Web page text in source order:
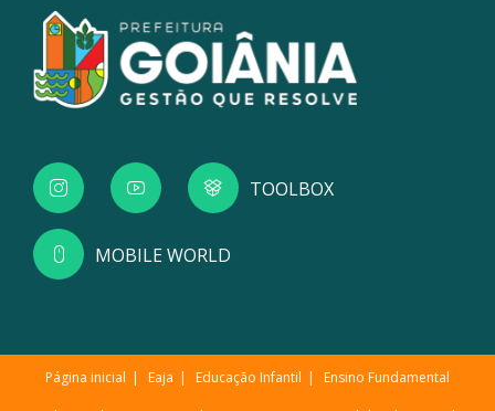
TOOLBOX
MOBILE WORLD
Página inicial Eaja Educação Infantil Ensino Fundamental